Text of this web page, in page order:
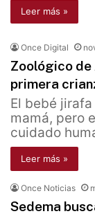
Leer más »
Once Digital
Zoológico
primera
El bebé
mamá, pero
cuidado
Leer más »
Once Noticias
Sedema